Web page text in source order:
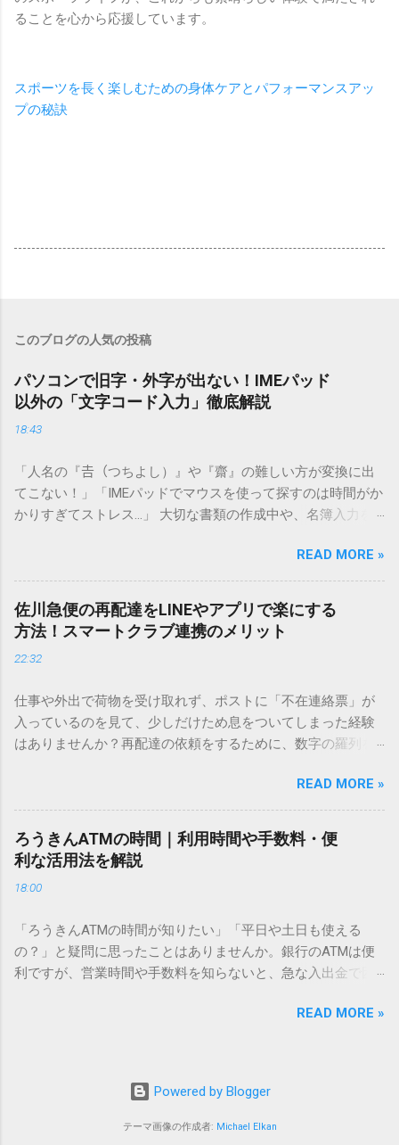
ることを心から応援しています。
スポーツを長く楽しむための身体ケアとパフォーマンスアッ
プの秘訣
このブログの人気の投稿
パソコンで旧字・外字が出ない！IMEパッド
以外の「文字コード入力」徹底解説
18:43
「人名の『𠮷（つちよし）』や『齋』の難しい方が変換に出
てこない！」「IMEパッドでマウスを使って探すのは時間がか
かりすぎてストレス…」 大切な書類の作成中や、名簿入力を
てしまいますよね。多くの人が「IMEパッド（手書き入力）」
を使いますが、実はマウスで一画ずつ書くのは非効率です
し、似た漢字が多すぎて結局見つからないことも少なくあり
ません。 そこで今回は、IMEパッドを使わずに、特定のコー
ドを打ち込むだけで一瞬で旧字や外字、特殊記号を呼び出す
「文字コード入力」のテクニックを詳しく解説します。 この
必要はありません。 1. なぜ「変換」しても旧字・外字が出て
こないのか？ そもそも、なぜ普通の変換で出てこない漢字が
あるのでしょうか。その理由は、パソコンが文字を認識する
は、JIS規格（日本産業規格）によって「第1水準」「第2水
準」といった形で整理されています。しかし、人名や地名に
使われる非常に古い漢字（旧字）や、特定の組織だけで作ら
れた「外字」は、この一般的な変換リストに含まれていない
ン上のすべての文字には、いわば「住所」のような番号が割
り振られています。変換候補に出ない文字でも、この住所
（コード）を直接指定すれば、確実に呼び出すことができる
のです。 2. Windows標準機能！文字コードで漢字を出す「16
進数入力」 最も汎用性が高く、特別なソフトも不要なのが
20BB7）」を把握する。 入力モードを「半角」にする（※重
[Alt]キーを押しながら[X]キー**を押す。 入力した数字が、一
READ MORE »
佐川急便の再配達をLINEやアプリで楽にする
方法！スマートクラブ連携のメリット
22:32
仕事や外出で荷物を受け取れず、ポストに「不在連絡票」が
入っているのを見て、少しだけため息をついてしまった経験
はありませんか？再配達の依頼をするために、数字の羅列を
ことに申し訳なさを感じたりすることもあるかもしれませ
ん。 「もっとスムーズに、自分のタイミングで受け取りた
い」 「わざわざ電話をかけずに、スマホ一つで完結させた
い」 そんな願いを叶えてくれるのが、佐川急便の会員制サー
ビス「スマートクラブ」と、LINEや公式アプリの連携です。
これらを活用するだけで、再配達のストレスは驚くほど軽く
受け取り術と、連携による具体的なメリットを徹底解説しま
す。 佐川急便の再配達が劇的に変わる「スマートクラブ」と
は？ まず押さえておきたいのが、佐川急便の個人向け無料会
況をリアルタイムで管理するための基盤となるサービスで
が飛躍的に向上しています。登録を済ませておくだけで、荷
め配達時間を変更するといった先回りの対応が可能になりま
READ MORE »
ろうきんATMの時間｜利用時間や手数料・便
利な活用法を解説
18:00
「ろうきんATMの時間が知りたい」「平日や土日も使える
の？」と疑問に思ったことはありませんか。銀行のATMは便
利ですが、営業時間や手数料を知らないと、急な入出金で困
ATM営業時間や利用の注意点、便利な活用法 を詳しく解説し
です。 1-1. 店舗内ATM 平日：9:00〜17:00 土曜・日曜・祝
日：休止（※一部店舗では土曜日のみ利用可能） 店舗内ATM
は、銀行窓口と同じ営業時間で利用でき、 窓口での対応も可
READ MORE »
Powered by Blogger
テーマ画像の作成者: Michael Elkan